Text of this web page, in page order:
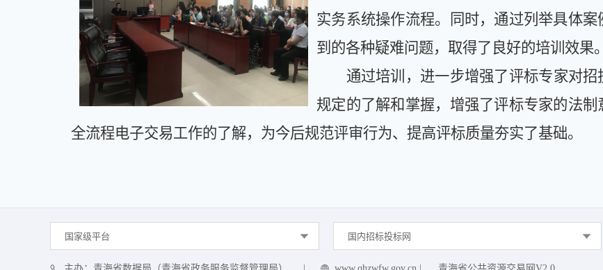
实务系统操作流程。同时，通过列举具体
到的各种疑难问题，取得了良好的培训效果。
通过培训，进一步增强了评标专家对
规定的了解和掌握，增强了评标专家的法
全流程电子交易工作的了解，为今后规范评审行为、提高评标质量夯实了基础。
国家级平台 国内招标投标网